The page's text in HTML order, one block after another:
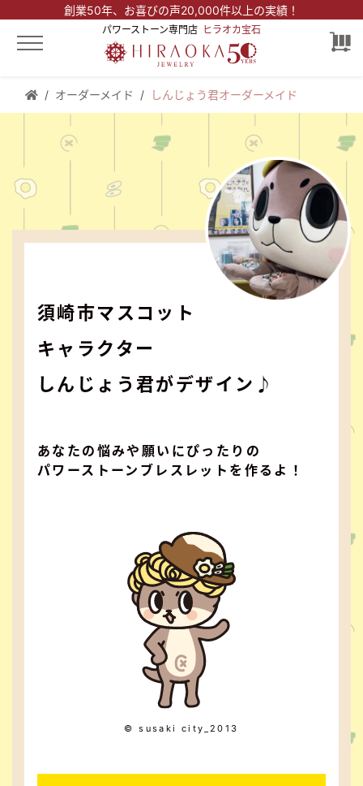
創業50年、 お喜びの声20,000件以上の実績！
パワーストーン専門店 ヒラオカ宝石
オーダーメイド しんじょう君オーダーメイド
須崎市マスコット
キャラクター
しんじょう君がデザイン♪
あなたの悩みや願いにぴったりの
パワーストーンブレスレットを作るよ！
© susaki city_2013